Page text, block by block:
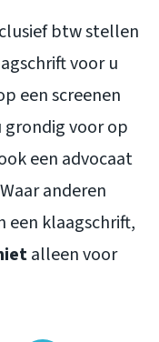
btw stellen
voor u
een screenen
voor op
een advocaat
anderen
klaagschrift,
alleen voor